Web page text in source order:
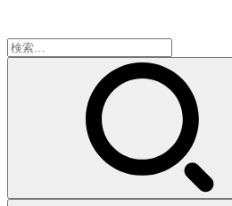
検
索: